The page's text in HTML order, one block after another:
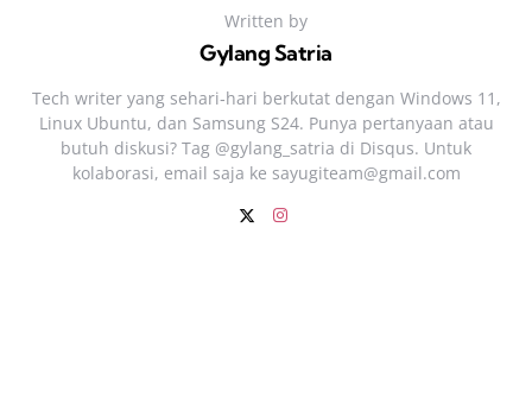
Written by
Gylang Satria
Tech writer yang sehari‑hari berkutat dengan Windows 11,
Linux Ubuntu, dan Samsung S24. Punya pertanyaan atau
butuh diskusi? Tag @gylang_satria di Disqus. Untuk
kolaborasi, email saja ke sayugiteam@gmail.com